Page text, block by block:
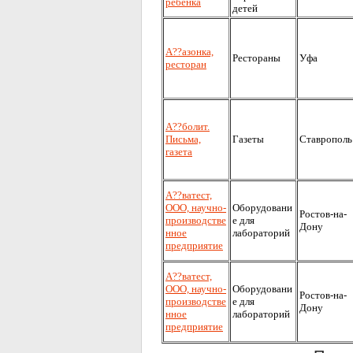
детей
А??азонка,
ресторан
Рестораны Уфа
А??болит.
Письма,
газета
Газеты Ставрополь
А??ватест,
ООО, научно-
производстве
нное
предприятие
Оборудовани
е для
лабораторий
Ростов-на-
Дону
А??ватест,
ООО, научно-
производстве
нное
предприятие
Оборудовани
е для
лабораторий
Ростов-на-
Дону